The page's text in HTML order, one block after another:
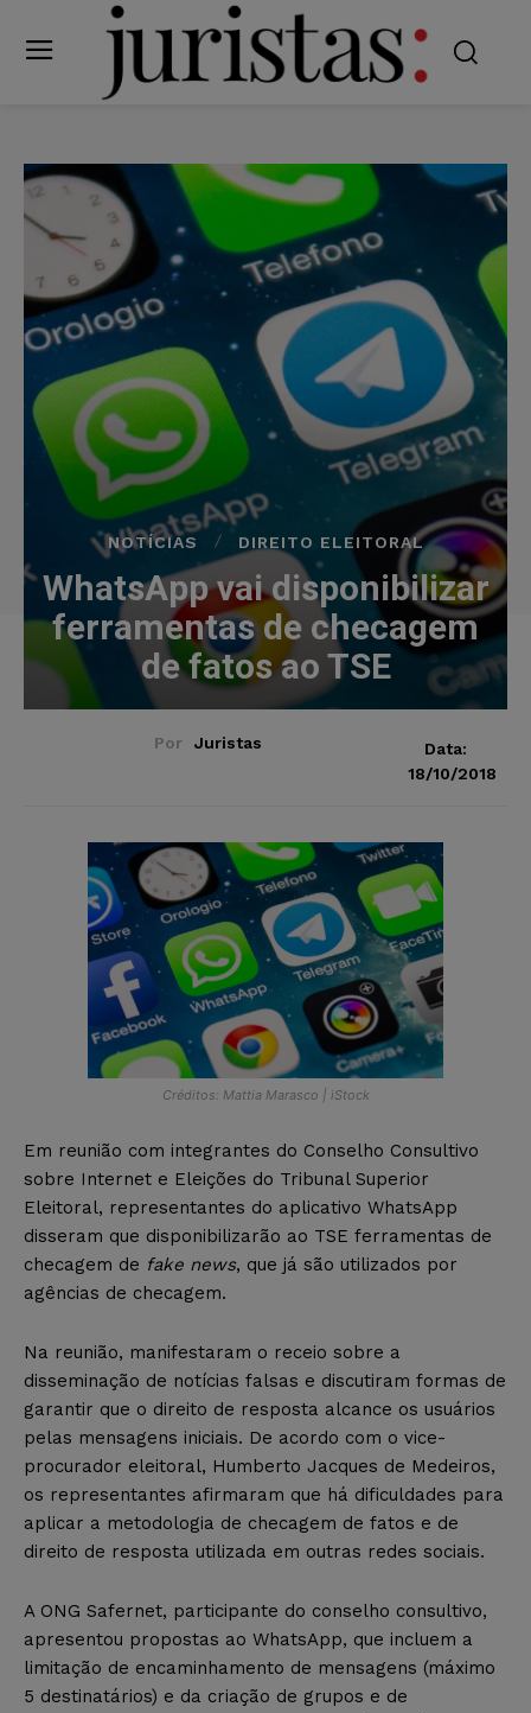
NOTÍCIAS DIREITO ELEITORAL
WhatsApp vai disponibilizar
ferramentas de checagem
de fatos ao TSE
Por Juristas
Data:
18/10/2018
Créditos: Mattia Marasco | iStock
Em reunião com integrantes do Conselho Consultivo
sobre Internet e Eleições do Tribunal Superior
Eleitoral, representantes do aplicativo WhatsApp
disseram que disponibilizarão ao TSE ferramentas de
checagem de fake news, que já são utilizados por
agências de checagem.
Na reunião, manifestaram o receio sobre a
disseminação de notícias falsas e discutiram formas de
garantir que o direito de resposta alcance os usuários
pelas mensagens iniciais. De acordo com o vice-
procurador eleitoral, Humberto Jacques de Medeiros,
os representantes afirmaram que há dificuldades para
aplicar a metodologia de checagem de fatos e de
direito de resposta utilizada em outras redes sociais.
A ONG Safernet, participante do conselho consultivo,
apresentou propostas ao WhatsApp, que incluem a
limitação de encaminhamento de mensagens (máximo
5 destinatários) e da criação de grupos e de